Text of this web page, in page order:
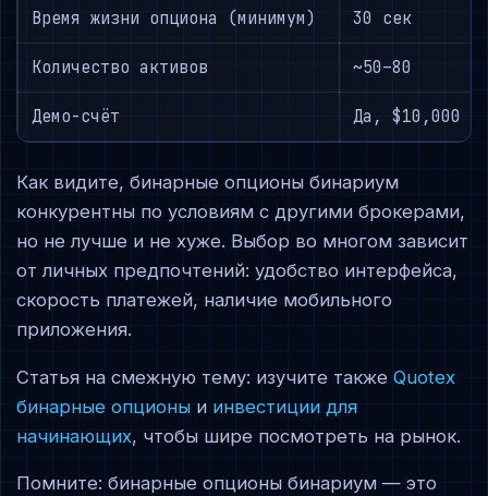
Время жизни опциона (минимум) 30 сек
Количество активов ~50–80
Демо-счёт Да, $10,000
Как видите, бинарные опционы бинариум
конкурентны по условиям с другими брокерами,
но не лучше и не хуже. Выбор во многом зависит
от личных предпочтений: удобство интерфейса,
скорость платежей, наличие мобильного
приложения.
Статья на смежную тему: изучите такжеQuotex
бинарные опционы и инвестиции для
начинающих, чтобы шире посмотреть на рынок.
Помните: бинарные опционы бинариум — это